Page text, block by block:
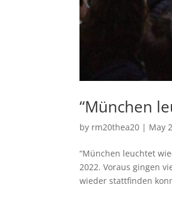
“München
by rm20thea20 | May
“München leuchtet
2022. Voraus gingen
wieder stattfinden